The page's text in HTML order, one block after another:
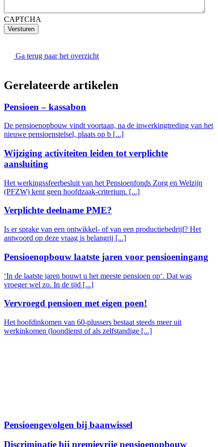
CAPTCHA
Versturen
Ga terug naar het overzicht
Gerelateerde artikelen
Pensioen – kassabon
De pensioenopbouw vindt voortaan, na de inwerkingtreding van het
nieuwe pensioenstelsel, plaats op b [...]
Wijziging activiteiten leiden tot verplichte
aansluiting
Het werkingssfeerbesluit van het Pensioenfonds Zorg en Welzijn
(PFZW) kent geen hoofdzaak-criterium. [...]
Verplichte deelname PME?
Is er sprake van een ontwikkel- of van een productiebedrijf? Het
antwoord op deze vraag is belangrij [...]
Pensioenopbouw laatste jaren voor pensioeningang
‘In de laatste jaren bouwt u het meeste pensioen op‘. Dat was
vroeger wel zo. In de tijd [...]
Vervroegd pensioen met eigen poen!
Het hoofdinkomen van 60-plussers bestaat steeds meer uit
werkinkomen (loondienst of als zelfstandige [...]
Pensioengevolgen bij baanwissel
Discriminatie bij premievrije pensioenopbouw